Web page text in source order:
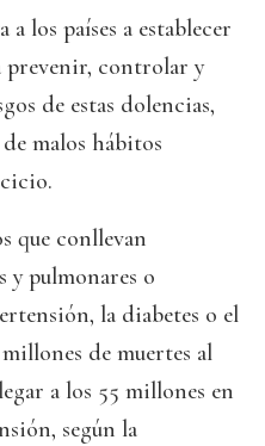
los países a establecer
prevenir, controlar y
de estas dolencias,
malos hábitos
que conllevan
y pulmonares o
la diabetes o el
de muertes al
a los 55 millones en
según la